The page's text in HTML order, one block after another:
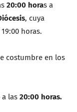
20:00 horas a
, cuya
horas.
costumbre en los
a las 20:00 horas.